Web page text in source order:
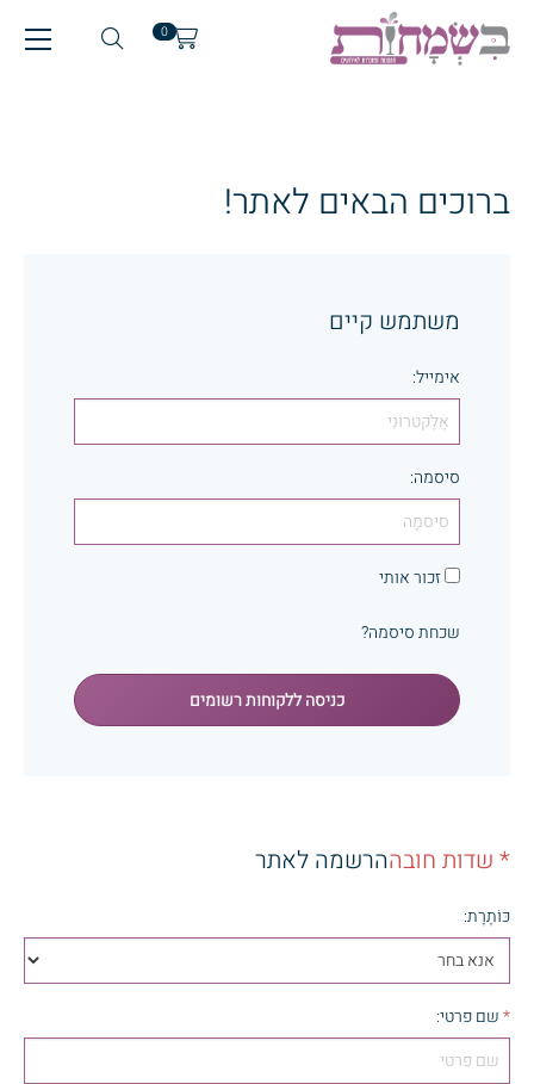
0
ברוכים הבאים לאתר!
הרשמה לאתר* שדות חובה
כּוֹתֶרֶת:
*שם פרטי:
משתמש קיים
אימייל:
סיסמה:
זכור אותי
שכחת סיסמה?
כניסה ללקוחות רשומים